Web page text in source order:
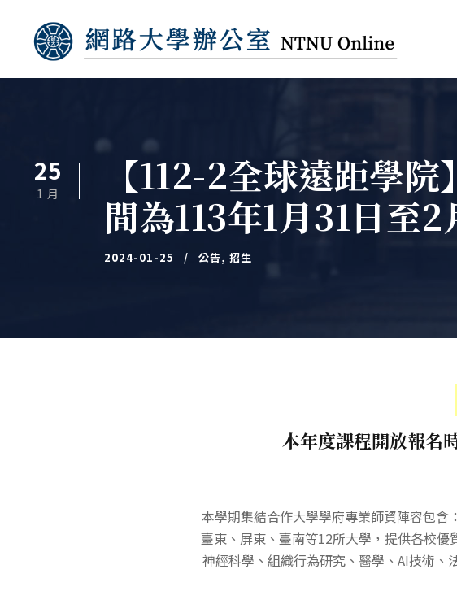
25
1 月
【112-2全球遠距學
間為113年1月31日至2
2024-01-25 公告, 招生
本年度課程開放報名
本學期集結合作大學學府專業師資陣容包含
臺東、屏東、臺南等12所大學，提供各校
神經科學、組織行為研究、醫學、AI技術